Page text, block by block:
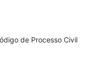
de Processo Civil